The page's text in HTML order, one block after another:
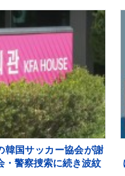
韓国サッカー協会が謝
・警察捜索に続き波紋